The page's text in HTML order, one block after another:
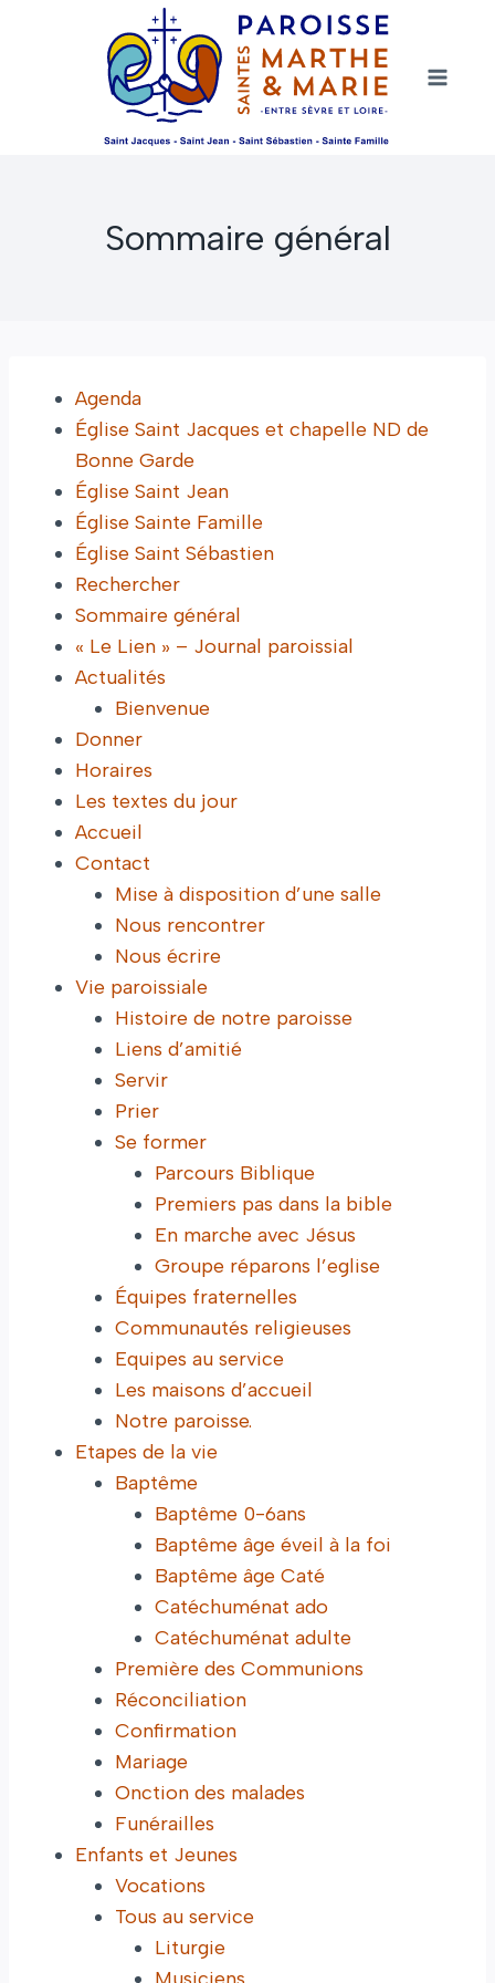
Sommaire général
Agenda
Église Saint Jacques et chapelle ND de
Bonne Garde
Église Saint Jean
Église Sainte Famille
Église Saint Sébastien
Rechercher
Sommaire général
« Le Lien » – Journal paroissial
Actualités
Bienvenue
Donner
Horaires
Les textes du jour
Accueil
Contact
Mise à disposition d’une salle
Nous rencontrer
Nous écrire
Vie paroissiale
Histoire de notre paroisse
Liens d’amitié
Servir
Prier
Se former
Parcours Biblique
Premiers pas dans la bible
En marche avec Jésus
Groupe réparons l’eglise
Équipes fraternelles
Communautés religieuses
Equipes au service
Les maisons d’accueil
Notre paroisse.
Etapes de la vie
Baptême
Baptême 0-6ans
Baptême âge éveil à la foi
Baptême âge Caté
Catéchuménat ado
Catéchuménat adulte
Première des Communions
Réconciliation
Confirmation
Mariage
Onction des malades
Funérailles
Enfants et Jeunes
Vocations
Tous au service
Liturgie